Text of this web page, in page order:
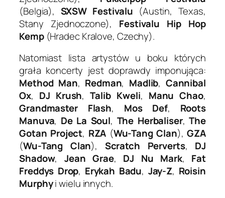
(Belgia), SXSW Festivalu (Austin, Texas,
Stany Zjednoczone), Festivalu Hip Hop
Kemp(Hradec Kralove, Czechy).
Natomiast lista artystów u boku których
grała koncerty jest doprawdy imponująca:
Method Man, Redman, Madlib, Cannibal
Ox, DJ Krush,Talib Kweli, Manu Chao,
Grandmaster Flash, Mos Def, Roots
Manuva, De La Soul, The Herbaliser,The
Gotan Project, RZA (Wu-Tang Clan),GZA
(Wu-Tang Clan), Scratch Perverts, DJ
Shadow, Jean Grae, DJ Nu Mark, Fat
Freddys Drop, Erykah Badu, Jay-Z, Roisin
Murphyi wielu innych.